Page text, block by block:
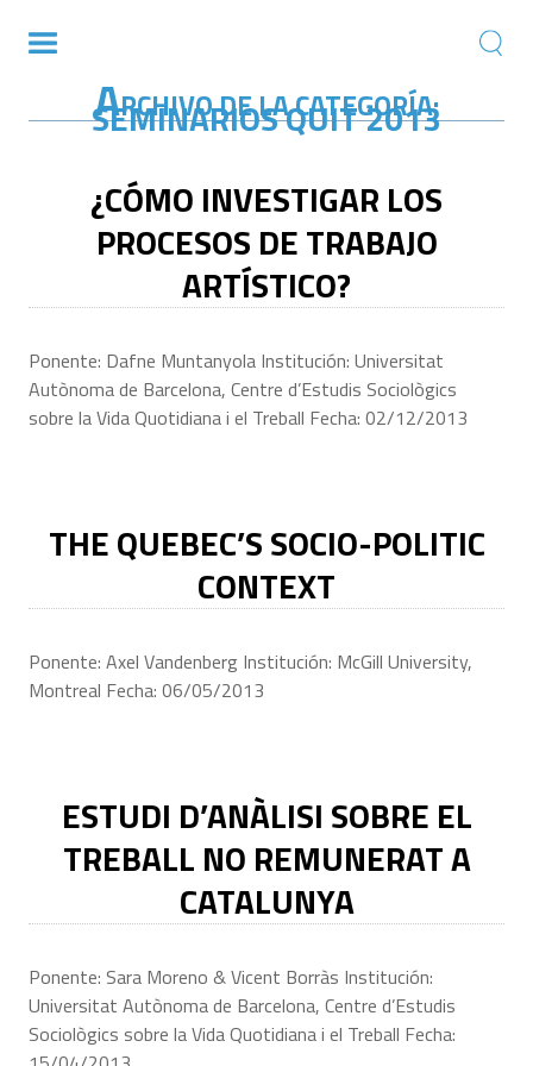
ARCHIVO DE LA CATEGORÍA:
SEMINARIOS QUIT 2013
¿CÓMO INVESTIGAR LOS
PROCESOS DE TRABAJO
ARTÍSTICO?
Ponente: Dafne Muntanyola Institución: Universitat
Autònoma de Barcelona, Centre d’Estudis Sociològics
sobre la Vida Quotidiana i el Treball Fecha: 02/12/2013
THE QUEBEC’S SOCIO-POLITIC
CONTEXT
Ponente: Axel Vandenberg Institución: McGill University,
Montreal Fecha: 06/05/2013
ESTUDI D’ANÀLISI SOBRE EL
TREBALL NO REMUNERAT A
CATALUNYA
Ponente: Sara Moreno & Vicent Borràs Institución:
Universitat Autònoma de Barcelona, Centre d’Estudis
Sociològics sobre la Vida Quotidiana i el Treball Fecha: